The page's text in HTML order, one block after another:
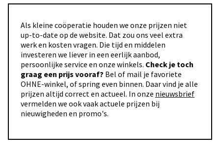
Als kleine coöperatie houden we onze prijzen niet
up-to-date op de website. Dat zou ons veel extra
werk en kosten vragen. Die tijd en middelen
investeren we liever in een eerlijk aanbod,
persoonlijke service en onze winkels. Check je toch
graag een prijs vooraf? Bel of mail je favoriete
OHNE-winkel, of spring even binnen. Daar vind je alle
prijzen altijd correct en actueel. In onze nieuwsbrief
vermelden we ook vaak actuele prijzen bij
nieuwigheden en promo's.